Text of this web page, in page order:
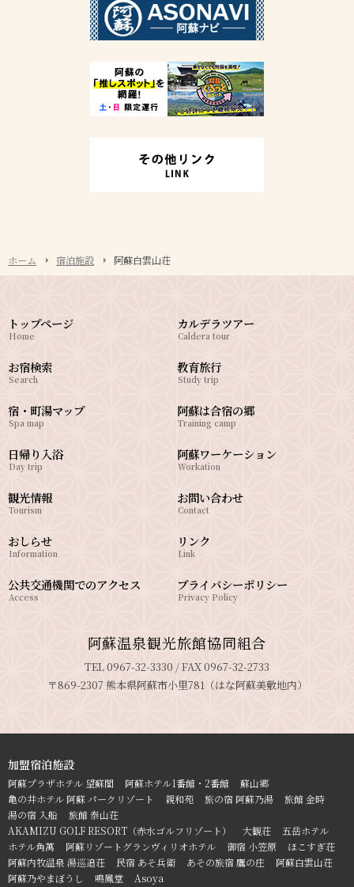
ホーム 宿泊施設 阿蘇白雲山荘
トップページ
Home
お宿検索
Search
宿・町湯マップ
Spa map
日帰り入浴
Day trip
カルデラツアー
Caldera tour
教育旅行
Study trip
阿蘇は合宿の郷
Training camp
阿蘇ワーケーション
Workation
観光情報
Tourism
おしらせ
Information
公共交通機関でのアクセス
Access
お問い合わせ
Contact
リンク
Link
プライバシーポリシー
Privacy Policy
阿蘇温泉観光旅館協同組合
TEL 0967-32-3330 / FAX 0967-32-2733
〒869-2307 熊本県阿蘇市小里781（はな阿蘇美敷地内）
加盟宿泊施設
阿蘇プラザホテル 望蘇閣 阿蘇ホテル1番館・2番館
蘇山郷
亀の井ホテル 阿蘇 パークリゾート
親和苑 旅の宿 阿蘇乃湯
旅館 金時
湯の宿 入船
旅館 泰山荘
AKAMIZU GOLF RESORT（赤水ゴルフリゾート）
大観荘
五岳ホテル
ホテル角萬
阿蘇リゾートグランヴィリオホテル 御宿 小笠原
ほこすぎ荘
阿蘇内牧温泉 湯巡追荘
民宿 あそ兵衛 あその旅宿 鷹の庄
阿蘇白雲山荘
阿蘇乃やまぼうし
鳴鳳堂 Asoya